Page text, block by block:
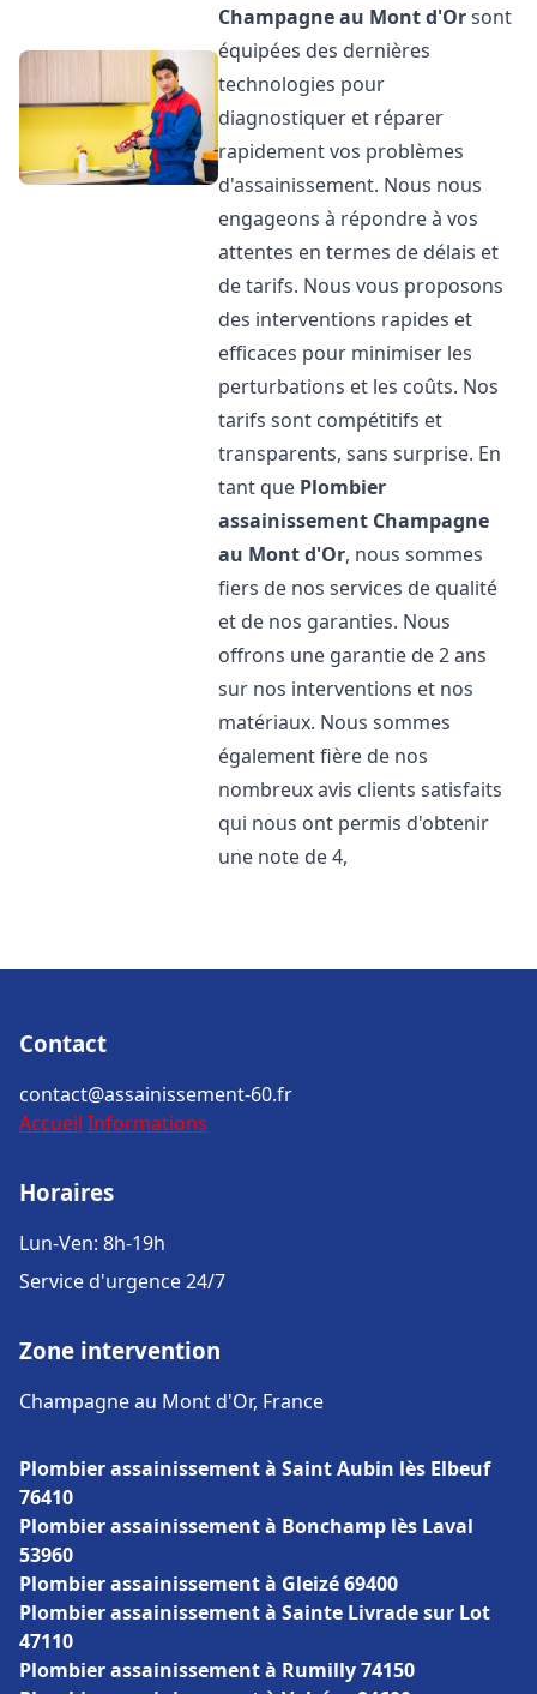
Champagne au Mont d'Orsont
équipées des dernières
technologies pour
diagnostiquer et réparer
rapidement vos problèmes
d'assainissement. Nous nous
engageons à répondre à vos
attentes en termes de délais et
de tarifs. Nous vous proposons
des interventions rapides et
efficaces pour minimiser les
perturbations et les coûts. Nos
tarifs sont compétitifs et
transparents, sans surprise. En
tant que Plombier
assainissement Champagne
au Mont d'Or, nous sommes
fiers de nos services de qualité
et de nos garanties. Nous
offrons une garantie de 2 ans
sur nos interventions et nos
matériaux. Nous sommes
également fière de nos
nombreux avis clients satisfaits
qui nous ont permis d'obtenir
une note de 4,
Contact
contact@assainissement-60.fr
Accueil Informations
Horaires
Lun-Ven: 8h-19h
Service d'urgence 24/7
Zone intervention
Champagne au Mont d'Or, France
Plombier assainissement à Saint Aubin lès Elbeuf
76410
Plombier assainissement à Bonchamp lès Laval
53960
Plombier assainissement à Gleizé 69400
Plombier assainissement à Sainte Livrade sur Lot
47110
Plombier assainissement à Rumilly 74150